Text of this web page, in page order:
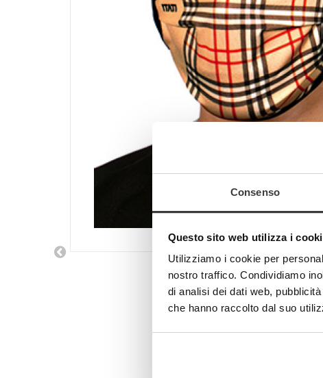
Consenso
Questo sito web utilizza i
Utilizziamo i cookie per
nostro traffico. Condividiamo
di analisi dei dati web,
che hanno raccolto dal suo